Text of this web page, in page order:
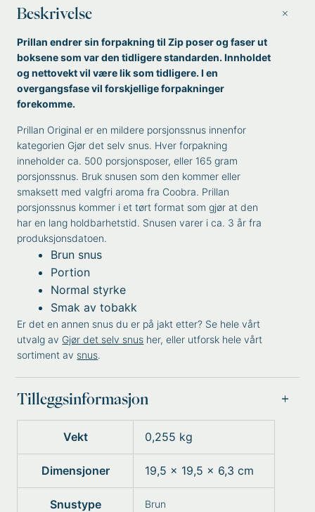
Beskrivelse
Prillan endrer sin forpakning til Zip poser og faser ut
boksene som var den tidligere standarden. Innholdet
og nettovekt vil være lik som tidligere. I en
overgangsfase vil forskjellige forpakninger
forekomme.
Prillan Original er en mildere porsjonssnus innenfor
kategorien Gjør det selv snus. Hver forpakning
inneholder ca. 500 porsjonsposer, eller 165 gram
porsjonssnus. Bruk snusen som den kommer eller
smaksett med valgfri aroma fra Coobra. Prillan
porsjonssnus kommer i et tørt format som gjør at den
har en lang holdbarhetstid. Snusen varer i ca. 3 år fra
produksjonsdatoen.
Brun snus
Portion
Normal styrke
Smak av tobakk
Er det en annen snus du er på jakt etter? Se hele vårt
utvalg av Gjør det selv snus her, eller utforsk hele vårt
sortiment av snus.
Tilleggsinformasjon
Vekt 0,255 kg
Dimensjoner 19,5 × 19,5 × 6,3 cm
Snustype Brun